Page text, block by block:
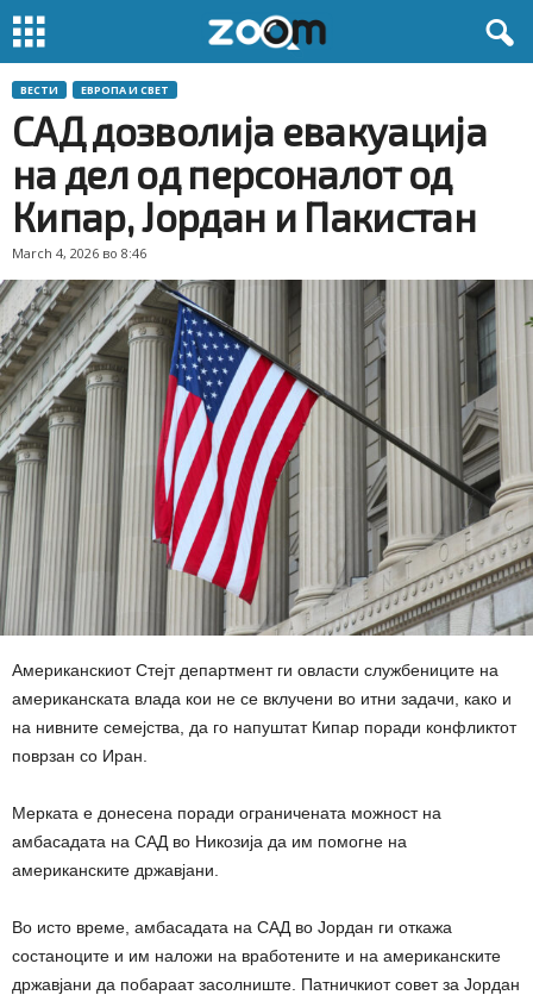
ВЕСТИ ЕВРОПА И СВЕТ
САД дозволија евакуација
на дел од персоналот од
Кипар, Јордан и Пакистан
March 4, 2026 во 8:46
Американскиот Стејт департмент ги овласти службениците на
американската влада кои не се вклучени во итни задачи, како и
на нивните семејства, да го напуштат Кипар поради конфликтот
поврзан со Иран.
Мерката е донесена поради ограничената можност на
амбасадата на САД во Никозија да им помогне на
американските државјани.
Во исто време, амбасадата на САД во Јордан ги откажа
состаноците и им наложи на вработените и на американските
државјани да побараат засолниште. Патничкиот совет за Јордан